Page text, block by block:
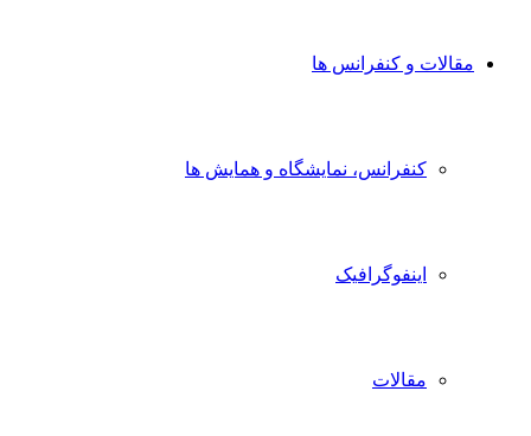
مقالات و کنفرانس ها
کنفرانس، نمایشگاه و همایش ها
اینفوگرافیک
مقالات